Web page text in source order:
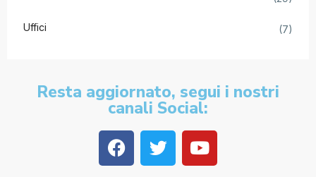
Uffici (7)
Resta aggiornato, segui i nostri
canali Social: